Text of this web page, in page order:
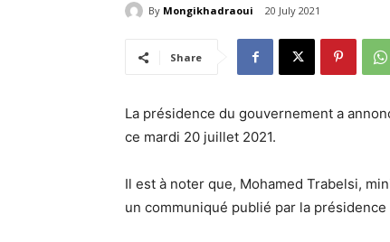
By Mongikhadraoui 20 July 2021
Share
La présidence du gouvernement a
ce mardi 20 juillet 2021.
Il est à noter que, Mohamed Trabelsi,
un communiqué publié par la